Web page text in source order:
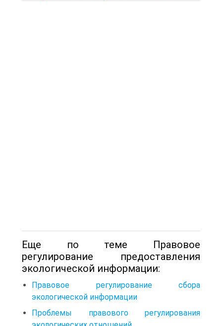
Еще по теме Правовое
регулирование предоставления
экологической информации:
Правовое регулирование сбора
экологической информации
Проблемы правового регулирования